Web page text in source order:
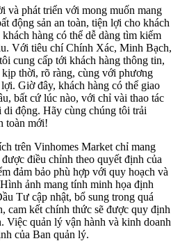
và phát triển với mong muốn mang
động sản an toàn, tiện lợi cho khách
hàng có thể dễ dàng tìm kiếm
Với tiêu chí Chính Xác, Minh Bạch,
cung cấp tới khách hàng thông tin,
kịp thời, rõ ràng, cùng với phương
Giờ đây, khách hàng có thể giao
bất cứ lúc nào, với chỉ vài thao tác
di động. Hãy cùng chúng tôi trải
toàn mới!
trên Vinhomes Market chỉ mang
điều chỉnh theo quyết định của
đảm bảo phù hợp với quy hoạch và
ảnh mang tính minh họa định
Tư cập nhật, bổ sung trong quá
cam kết chính thức sẽ được quy định
Việc quản lý vận hành và kinh doanh
của Ban quản lý.